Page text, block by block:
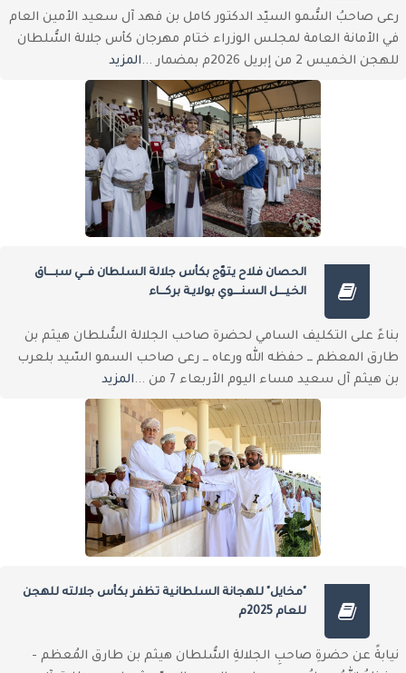
رعى صاحبُ السُّمو السيّد الدكتور كامل بن فهد آل سعيد الأمين العام
في الأمانة العامة لمجلس الوزراء ختام مهرجان كأس جلالة السُّلطان
للهجن الخميس 2 من إبريل 2026م بمضمار ...
المزيد
الحصان فلاح يتوّج بكأس جلالة السلطان فـــي سبــــاق
الخيــــل السنــــوي بولايـة بركـــاء
بناءً على التكليف السامي لحضرة صاحب الجلالة السُّلطان هيثم بن
طارق المعظم ــ حفظه الله ورعاه ــ رعى صاحب السمو السّيد بلعرب
بن هيثم آل سعيد مساء اليوم الأربعاء 7 من ...
المزيد
"مخايل" للهجانة السلطانية تظفر بكأس جلالته للهجن
للعام 2025م
نيابةً عن حضرةِ صاحبِ الجلالةِ السُّلطان هيثم بن طارق المُعظم -